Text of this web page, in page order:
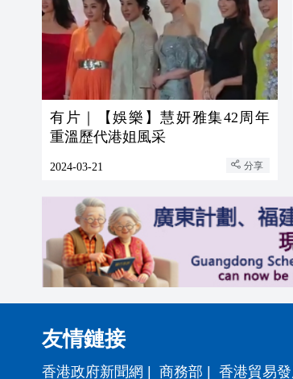
有片｜【娛樂】慧妍雅集42周年
重溫歷代港姐風采
2024-03-21 分享
友情鏈接
香港政府新聞網 商務部 香港貿易